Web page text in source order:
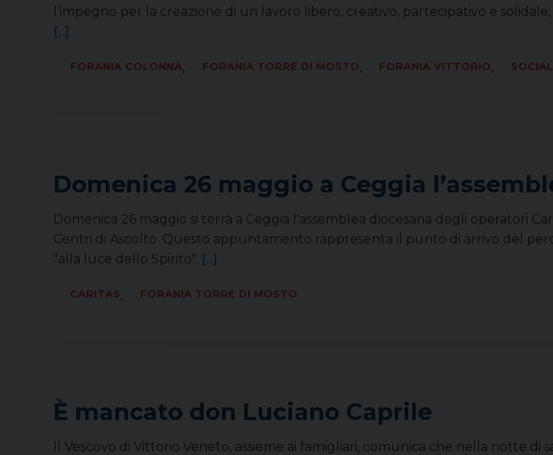
l’impegno per la creazione di un lavoro libero, creativo, partecipativo e
[...]
FORANIA COLONNA, FORANIA TORRE DI MOSTO, FORANIA VITTORIO,
Domenica 26 maggio a Ceggia
Domenica 26 maggio si terrà a Ceggia l'assemblea diocesana degli operatori
Centri di Ascolto. Questo appuntamento rappresenta il punto di arrivo del
"alla luce dello Spirito". [...]
CARITAS,
FORANIA TORRE DI MOSTO
È mancato don Luciano Caprile
Il Vescovo di Vittorio Veneto, assieme ai famigliari, comunica che nella notte di